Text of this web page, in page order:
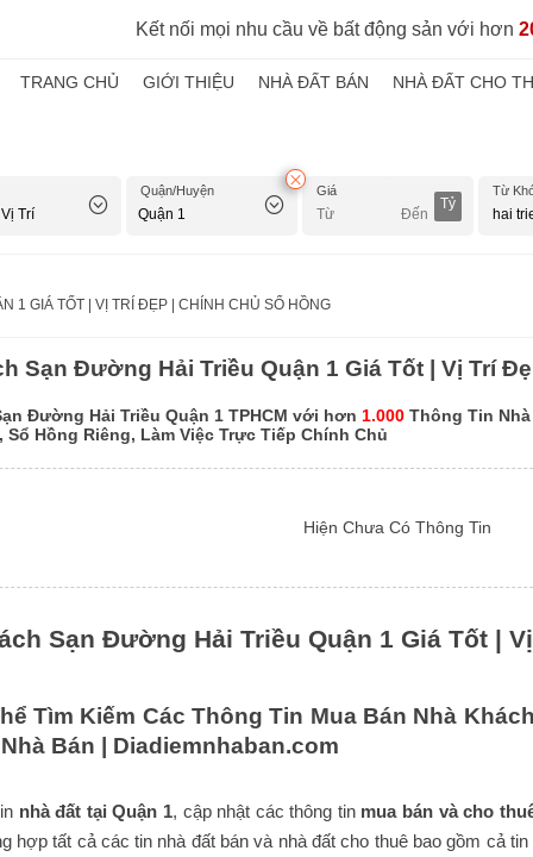
Kết nối mọi nhu cầu về bất động sản với hơn
TRANG CHỦ GIỚI THIỆU NHÀ ĐẤT BÁN NHÀ ĐẤT CHO
Quận/Huyện Giá
Tỷ
Từ
1 GIÁ TỐT | VỊ TRÍ ĐẸP | CHÍNH CHỦ SỔ HỒNG
Sạn Đường Hải Triều Quận 1 Giá Tốt | Vị Trí
Đường Hải Triều Quận 1 TPHCM với hơn 1.000 Thông Tin
Sổ Hồng Riêng, Làm Việc Trực Tiếp Chính Chủ
Hiện Chưa Có Thông Tin
Sạn Đường Hải Triều Quận 1 Giá Tốt |
Tìm Kiếm Các Thông Tin Mua Bán Nhà
Bán | Diadiemnhaban.com
nhà đất tại Quận 1, cập nhật các thông tin mua bán và cho
hợp tất cả các tin nhà đất bán và nhà đất cho thuê bao gồm cả